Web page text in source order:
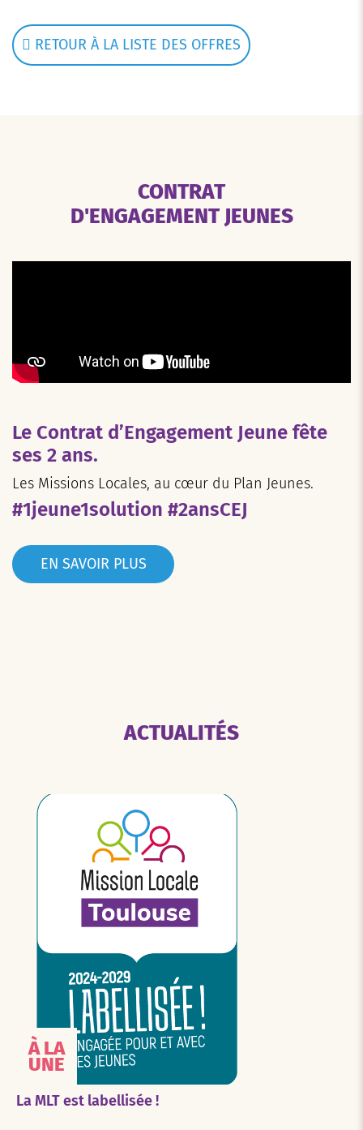
RETOUR À LA LISTE DES OFFRES
CONTRAT
D'ENGAGEMENT JEUNES
Le Contrat d’Engagement Jeune fête
ses 2 ans.
Les Missions Locales, au cœur du Plan Jeunes.
#1jeune1solution #2ansCEJ
EN SAVOIR PLUS
ACTUALITÉS
À LA
UNE
La MLT est labellisée !